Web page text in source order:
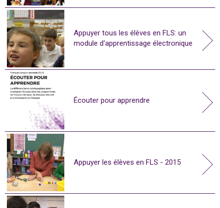
Appuyer tous les élèves en FLS: un
module d'apprentissage électronique
Écouter pour apprendre
Appuyer les élèves en FLS - 2015